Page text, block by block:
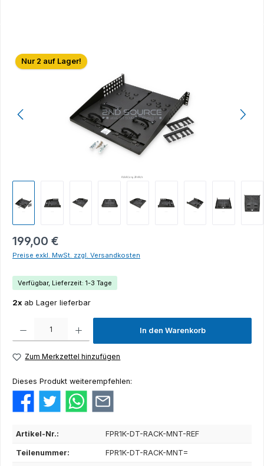
Bildergalerie überspringen
Nur 2 auf Lager!
199,00 €
Preise exkl. MwSt. zzgl. Versandkosten
Verfügbar, Lieferzeit: 1-3 Tage
2x ab Lager lieferbar
In den Warenkorb
Zum Merkzettel hinzufügen
Dieses Produkt weiterempfehlen:
Artikel-Nr.: FPR1K-DT-RACK-MNT-REF
Teilenummer: FPR1K-DT-RACK-MNT=